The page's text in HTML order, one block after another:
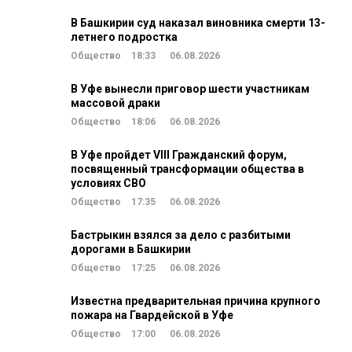
В Башкирии суд наказал виновника смерти 13-
летнего подростка
Общество 18:33 06.08.2026
В Уфе вынесли приговор шести участникам
массовой драки
Общество 18:06 06.08.2026
В Уфе пройдет VIII Гражданский форум,
посвященный трансформации общества в
условиях СВО
Общество 17:35 06.08.2026
Бастрыкин взялся за дело с разбитыми
дорогами в Башкирии
Общество 17:25 06.08.2026
Известна предварительная причина крупного
пожара на Гвардейской в Уфе
Общество 17:00 06.08.2026